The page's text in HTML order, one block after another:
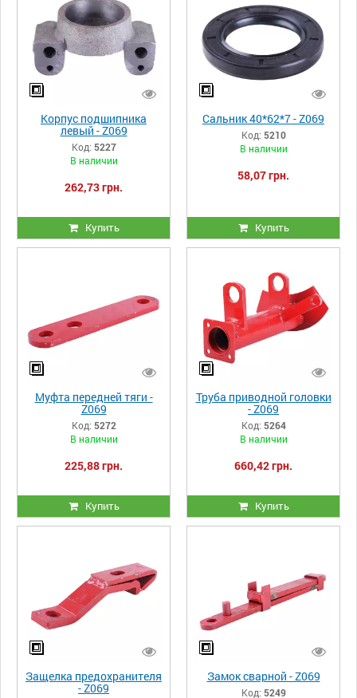
Корпус подшипника
левый - Z069
Код: 5227
В наличии
262,73 грн.
Купить
Сальник 40*62*7 - Z069
Код: 5210
В наличии
58,07 грн.
Купить
Муфта передней тяги -
Z069
Код: 5272
В наличии
225,88 грн.
Купить
Труба приводной головки
- Z069
Код: 5264
В наличии
660,42 грн.
Купить
Защелка предохранителя
- Z069
Замок сварной - Z069
Код: 5249